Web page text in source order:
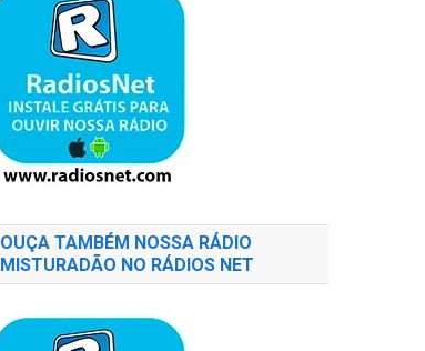
OUÇA TAMBÉM NOSSA RÁDIO
MISTURADÃO NO RÁDIOS NET